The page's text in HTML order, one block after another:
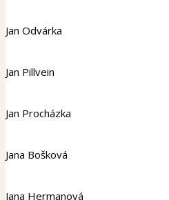
Jan Odvárka
Jan Pillvein
Jan Procházka
Jana Bošková
Jana Hermanová